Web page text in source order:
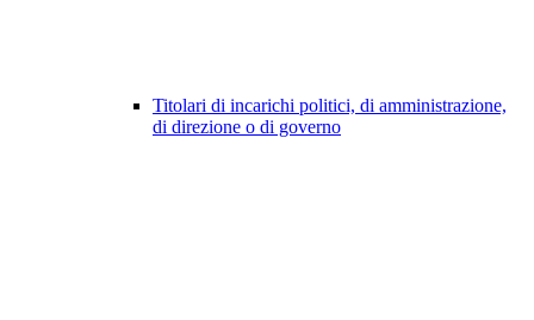
Titolari di incarichi politici, di amministrazione,
di direzione o di governo